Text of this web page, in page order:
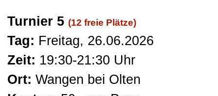
Turnier 5 (12 freie Plätze)
Tag: Freitag, 26.06.2026
Zeit: 19:30-21:30 Uhr
Ort: Wangen bei Olten